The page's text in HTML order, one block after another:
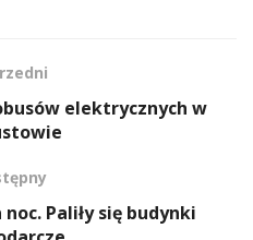
elektrycznych w
Paliły się budynki